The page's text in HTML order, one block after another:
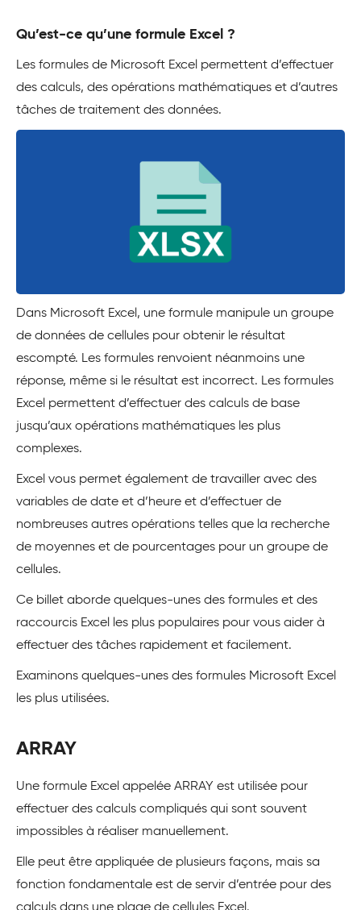
Qu’est-ce qu’une formule Excel ?
Les formules de Microsoft Excel permettent d’effectuer
des calculs, des opérations mathématiques et d’autres
tâches de traitement des données.
Dans Microsoft Excel, une formule manipule un groupe
de données de cellules pour obtenir le résultat
escompté. Les formules renvoient néanmoins une
réponse, même si le résultat est incorrect. Les formules
Excel permettent d’effectuer des calculs de base
jusqu’aux opérations mathématiques les plus
complexes.
Excel vous permet également de travailler avec des
variables de date et d’heure et d’effectuer de
nombreuses autres opérations telles que la recherche
de moyennes et de pourcentages pour un groupe de
cellules.
Ce billet aborde quelques-unes des formules et des
raccourcis Excel les plus populaires pour vous aider à
effectuer des tâches rapidement et facilement.
Examinons quelques-unes des formules Microsoft Excel
les plus utilisées.
ARRAY
Une formule Excel appelée ARRAY est utilisée pour
effectuer des calculs compliqués qui sont souvent
impossibles à réaliser manuellement.
Elle peut être appliquée de plusieurs façons, mais sa
fonction fondamentale est de servir d’entrée pour des